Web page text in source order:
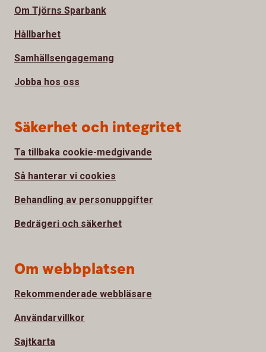
Om Tjörns Sparbank
Hållbarhet
Samhällsengagemang
Jobba hos oss
Säkerhet och integritet
Ta tillbaka cookie-medgivande
Så hanterar vi cookies
Behandling av personuppgifter
Bedrägeri och säkerhet
Om webbplatsen
Rekommenderade webbläsare
Användarvillkor
Sajtkarta